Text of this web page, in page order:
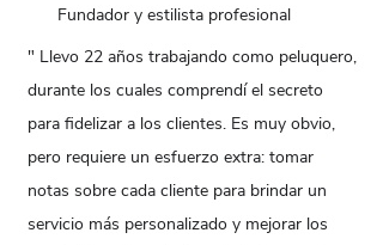
Fundador y estilista profesional
" Llevo 22 años trabajando como peluquero,
durante los cuales comprendí el secreto
para fidelizar a los clientes. Es muy obvio,
pero requiere un esfuerzo extra: tomar
notas sobre cada cliente para brindar un
servicio más personalizado y mejorar los